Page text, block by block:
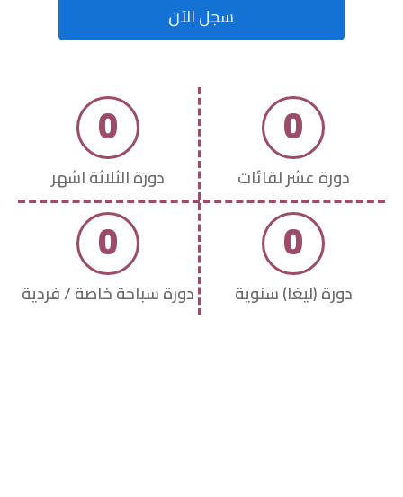
سجل الآن
0
دورة عشر لقائات
0
دورة الثلاثة اشهر
0
دورة (ليغا) سنوية
0
دورة سباحة خاصة / فردية